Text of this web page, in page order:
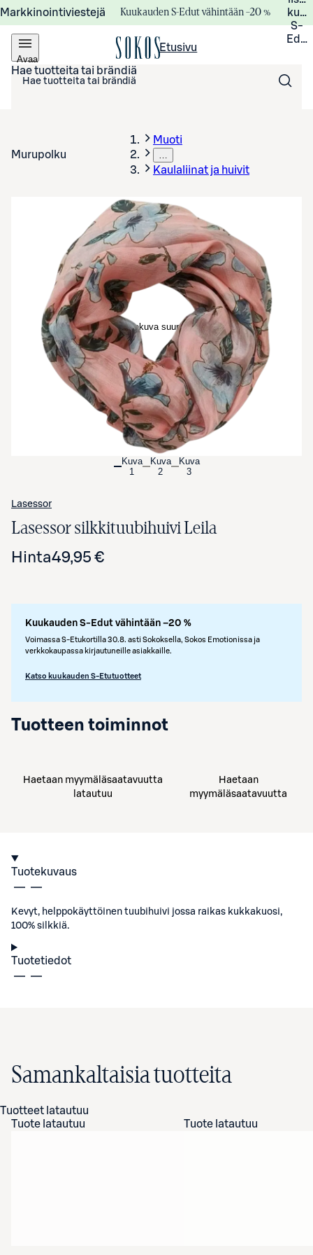
Markkinointiviestejä Kuukauden S-Edut vähintään –20 %
S-
Avaa
valikko
Etusivu
Hae tuotteita tai brändiä
Murupolku
Muoti
…
Kaulaliinat ja huivit
Avaa tuotekuva suurennettuna
Kuva
1
Kuva
2
Kuva
3
Lasessor
Lasessor silkkituubihuivi Leila
Hinta49,95 €
Kuukauden S-Edut vähintään –20 %
Voimassa S-Etukortilla 30.8. asti Sokoksella, Sokos Emotionissa ja
verkkokaupassa kirjautuneille asiakkaille.
Katso kuukauden S-Etutuotteet
Tuotteen toiminnot
Haetaan myymäläsaatavuutta
latautuu
Haetaan
myymäläsaatavuutta
Tuotekuvaus
Kevyt, helppokäyttöinen tuubihuivi jossa raikas kukkakuosi,
100% silkkiä.
Tuotetiedot
Samankaltaisia tuotteita
Tuotteet latautuu
Tuote latautuu
Tuote latautuu